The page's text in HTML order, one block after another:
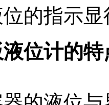
的指示
位计的特